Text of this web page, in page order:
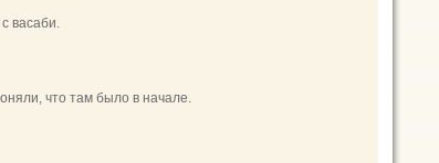
васаби.
что там было в начале.